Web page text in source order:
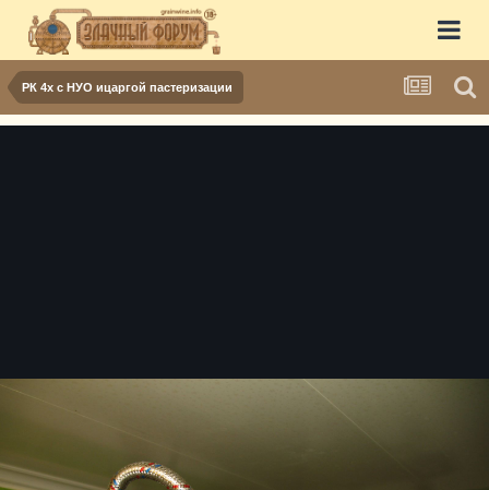
РК 4х с НУО ицаргой пастеризации